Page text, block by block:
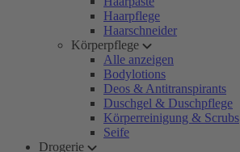
Haarpflege
Haarschneider
Körperpflege
Alle anzeigen
Bodylotions
Deos & Antitranspirants
Duschgel & Duschpflege
Körperreinigung & Scrubs
Seife
Drogerie